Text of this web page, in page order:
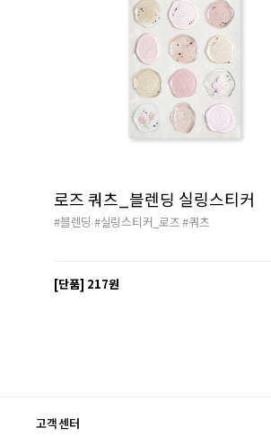
로즈 쿼츠_블렌딩 실링스티커
#블렌딩 #실링스티커_로즈#쿼츠
[단품] 217원
고객센터